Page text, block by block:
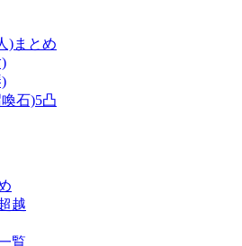
)まとめ
石)5凸
越
覧